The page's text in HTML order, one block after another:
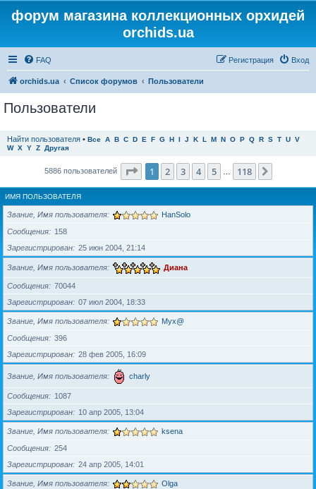
форум магазина коллекционных орхидей
orchids.ua
FAQ Вход
Регистрация
orchids.ua Список форумов Пользователи
Пользователи
Найти пользователя • Все A B C D E F G H I J K L M N O P Q R S T U V
W X Y Z Другая
5886 пользователей Страница из 118
1 2 3 4 5 118
ИМЯ ПОЛЬЗОВАТЕЛЯ
Звание, Имя пользователя HanSolo
Сообщения
158
Зарегистрирован
25 июн 2004, 21:14
Звание, Имя пользователя Диана
Сообщения
70044
Зарегистрирован
07 июл 2004, 18:33
Звание, Имя пользователя Myx@
Сообщения
396
Зарегистрирован
28 фев 2005, 16:09
Звание, Имя пользователя charly
Сообщения
1087
Зарегистрирован
10 апр 2005, 13:04
Звание, Имя пользователя ksena
Сообщения
254
Зарегистрирован
24 апр 2005, 14:01
Звание, Имя пользователя Olga